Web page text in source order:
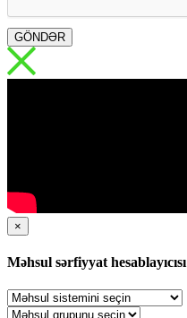
GÖNDƏR
×
Məhsul sərfiyyat hesablayıcısı